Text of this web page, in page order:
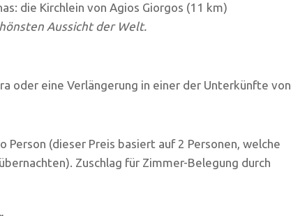
die Kirchlein von Agios Giorgos (11 km)
Aussicht der Welt.
oder eine Verlängerung in einer der Unterkünfte von
Person (dieser Preis basiert auf 2 Personen, welche
Zuschlag für Zimmer-Belegung durch